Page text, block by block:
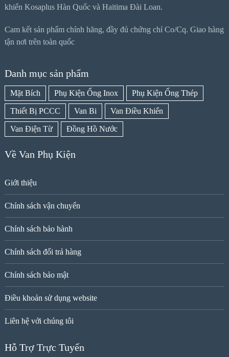
khiển Kosaplus Hàn Quốc và Haitima Đài Loan.
Cam kết sản phẩm chính hãng, đầy đủ chứng chỉ Co/Cq. Giao hàng
tận nơi trên toàn quốc
Danh mục sản phẩm
Mặt Bích Phụ Kiện Ống Inox Phụ Kiện Ống Thép
Thiết Bị PCCC Van Bi Van Điều Khiển
Van Điện Từ Đồng Hồ Nước
Về Van Phụ Kiện
Giới thiệu
Chính sách vận chuyển
Chính sách bảo hành
Chính sách đổi trả hàng
Chính sách bảo mật
Điều khoản sử dụng website
Liên hệ với chúng tôi
Hỗ Trợ Trực Tuyến